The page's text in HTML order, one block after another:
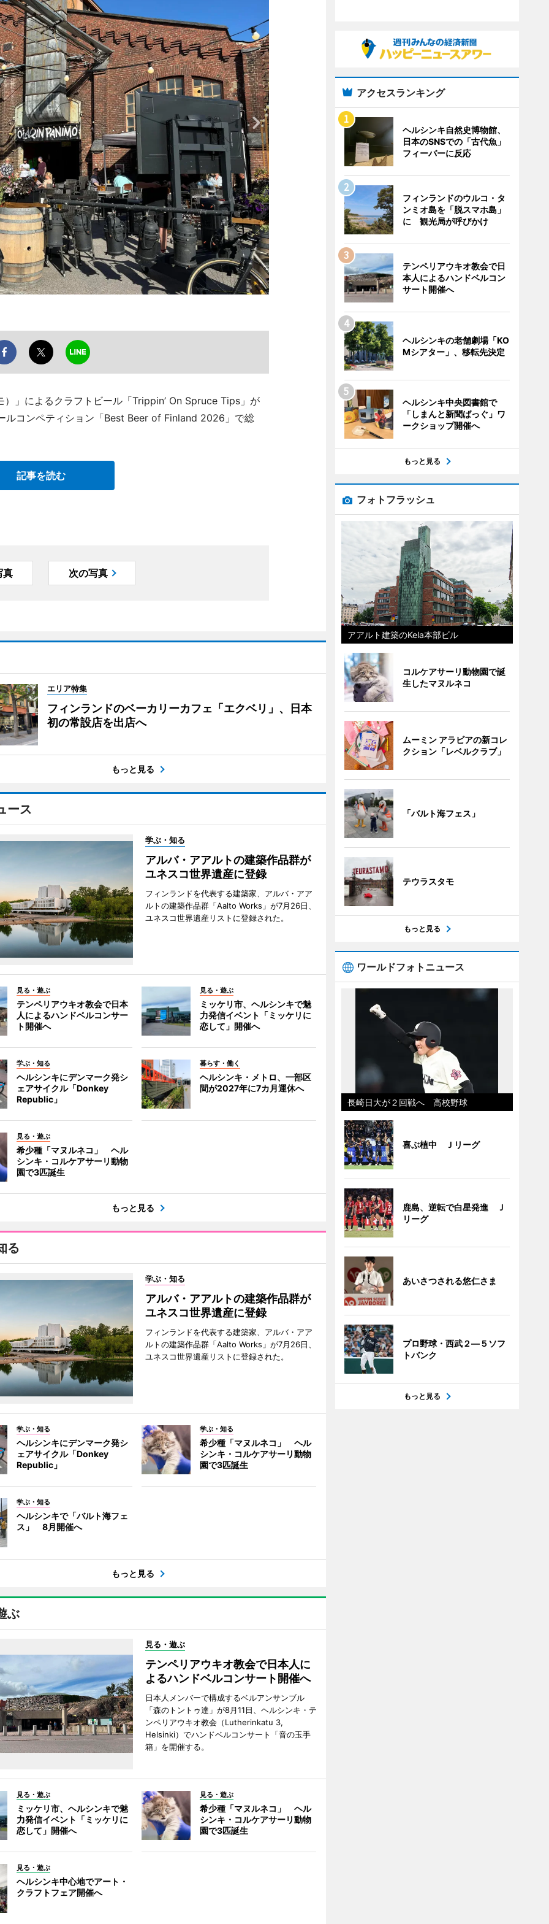
」によるクラフトビール「Trippin’ On Spruce Tips」が
ルコンペティション「Best Beer of Finland 2026」で総
記事を読む
真 次の写真
エリア特集
フィンランドのベーカリーカフェ「エクベリ」、日本
初の常設店を出店へ
もっと見る
ース
学ぶ・知る
アルバ・アアルトの建築作品群が
ユネスコ世界遺産に登録
フィンランドを代表する建築家、アルバ・アア
ルトの建築作品群「Aalto Works」が7月26日、
ユネスコ世界遺産リストに登録された。
見る・遊ぶ
テンペリアウキオ教会で日本
人によるハンドベルコンサー
ト開催へ
見る・遊ぶ
ミッケリ市、ヘルシンキで魅
力発信イベント「ミッケリに
恋して」開催へ
学ぶ・知る
ヘルシンキにデンマーク発シ
ェアサイクル「Donkey
Republic」
暮らす・働く
ヘルシンキ・メトロ、一部区
間が2027年に7カ月運休へ
見る・遊ぶ
希少種「マヌルネコ」 ヘル
シンキ・コルケアサーリ動物
園で3匹誕生
もっと見る
る
学ぶ・知る
アルバ・アアルトの建築作品群が
ユネスコ世界遺産に登録
フィンランドを代表する建築家、アルバ・アア
ルトの建築作品群「Aalto Works」が7月26日、
ユネスコ世界遺産リストに登録された。
学ぶ・知る
ヘルシンキにデンマーク発シ
ェアサイクル「Donkey
Republic」
学ぶ・知る
希少種「マヌルネコ」 ヘル
シンキ・コルケアサーリ動物
園で3匹誕生
学ぶ・知る
ヘルシンキで「バルト海フェ
ス」 8月開催へ
もっと見る
ぶ
見る・遊ぶ
テンペリアウキオ教会で日本人に
よるハンドベルコンサート開催へ
日本人メンバーで構成するベルアンサンブル
「森のトントゥ達」が8月11日、ヘルシンキ・テ
ンペリアウキオ教会（Lutherinkatu 3,
Helsinki）でハンドベルコンサート「音の玉手
箱」を開催する。
見る・遊ぶ
ミッケリ市、ヘルシンキで魅
力発信イベント「ミッケリに
恋して」開催へ
見る・遊ぶ
希少種「マヌルネコ」 ヘル
シンキ・コルケアサーリ動物
園で3匹誕生
見る・遊ぶ
ヘルシンキ中心地でアート・
クラフトフェア開催へ
アクセスランキング
ヘルシンキ自然史博物館、
日本のSNSでの「古代魚」
フィーバーに反応
フィンランドのウルコ・タ
ンミオ島を「脱スマホ島」
に 観光局が呼びかけ
テンペリアウキオ教会で日
本人によるハンドベルコン
サート開催へ
ヘルシンキの老舗劇場「KO
Mシアター」、移転先決定
ヘルシンキ中央図書館で
「しまんと新聞ばっぐ」ワ
ークショップ開催へ
もっと見る
フォトフラッシュ
アアルト建築のKela本部ビル
コルケアサーリ動物園で誕
生したマヌルネコ
ムーミン アラビアの新コレ
クション「レベルクラブ」
「バルト海フェス」
テウラスタモ
もっと見る
ワールドフォトニュース
長崎日大が２回戦へ 高校野球
喜ぶ植中 Ｊリーグ
鹿島、逆転で白星発進 Ｊ
リーグ
あいさつされる悠仁さま
プロ野球・西武２―５ソフ
トバンク
もっと見る